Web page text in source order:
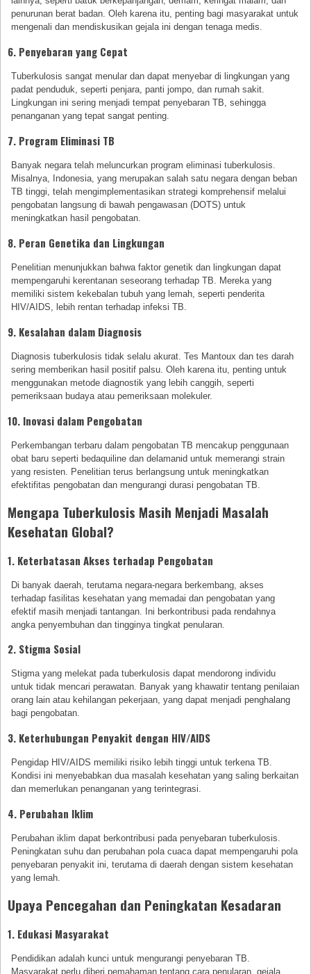
penurunan berat badan. Oleh karena itu, penting bagi masyarakat untuk
mengenali dan mendiskusikan gejala ini dengan tenaga medis.
6. Penyebaran yang Cepat
Tuberkulosis sangat menular dan dapat menyebar di lingkungan yang
padat penduduk, seperti penjara, panti jompo, dan rumah sakit.
Lingkungan ini sering menjadi tempat penyebaran TB, sehingga
penanganan yang tepat sangat penting.
7. Program Eliminasi TB
Banyak negara telah meluncurkan program eliminasi tuberkulosis.
Misalnya, Indonesia, yang merupakan salah satu negara dengan beban
TB tinggi, telah mengimplementasikan strategi komprehensif melalui
pengobatan langsung di bawah pengawasan (DOTS) untuk
meningkatkan hasil pengobatan.
8. Peran Genetika dan Lingkungan
Penelitian menunjukkan bahwa faktor genetik dan lingkungan dapat
mempengaruhi kerentanan seseorang terhadap TB. Mereka yang
memiliki sistem kekebalan tubuh yang lemah, seperti penderita
HIV/AIDS, lebih rentan terhadap infeksi TB.
9. Kesalahan dalam Diagnosis
Diagnosis tuberkulosis tidak selalu akurat. Tes Mantoux dan tes darah
sering memberikan hasil positif palsu. Oleh karena itu, penting untuk
menggunakan metode diagnostik yang lebih canggih, seperti
pemeriksaan budaya atau pemeriksaan molekuler.
10. Inovasi dalam Pengobatan
Perkembangan terbaru dalam pengobatan TB mencakup penggunaan
obat baru seperti bedaquiline dan delamanid untuk memerangi strain
yang resisten. Penelitian terus berlangsung untuk meningkatkan
efektifitas pengobatan dan mengurangi durasi pengobatan TB.
Mengapa Tuberkulosis Masih Menjadi Masalah
Kesehatan Global?
1. Keterbatasan Akses terhadap Pengobatan
Di banyak daerah, terutama negara-negara berkembang, akses
terhadap fasilitas kesehatan yang memadai dan pengobatan yang
efektif masih menjadi tantangan. Ini berkontribusi pada rendahnya
angka penyembuhan dan tingginya tingkat penularan.
2. Stigma Sosial
Stigma yang melekat pada tuberkulosis dapat mendorong individu
untuk tidak mencari perawatan. Banyak yang khawatir tentang penilaian
orang lain atau kehilangan pekerjaan, yang dapat menjadi penghalang
bagi pengobatan.
3. Keterhubungan Penyakit dengan HIV/AIDS
Pengidap HIV/AIDS memiliki risiko lebih tinggi untuk terkena TB.
Kondisi ini menyebabkan dua masalah kesehatan yang saling berkaitan
dan memerlukan penanganan yang terintegrasi.
4. Perubahan Iklim
Perubahan iklim dapat berkontribusi pada penyebaran tuberkulosis.
Peningkatan suhu dan perubahan pola cuaca dapat mempengaruhi pola
penyebaran penyakit ini, terutama di daerah dengan sistem kesehatan
yang lemah.
Upaya Pencegahan dan Peningkatan Kesadaran
1. Edukasi Masyarakat
Pendidikan adalah kunci untuk mengurangi penyebaran TB.
Masyarakat perlu diberi pemahaman tentang cara penularan, gejala,